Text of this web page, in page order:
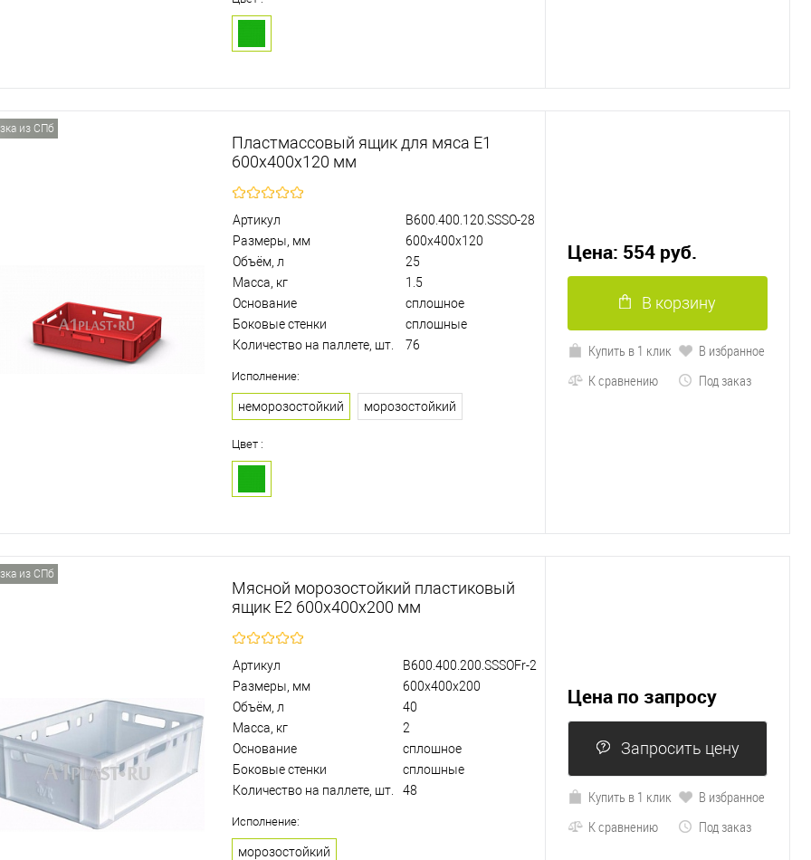
из СПб
Пластмассовый ящик для мяса Е1
600х400х120 мм
Артикул
B600.400.120.SSSO-28
Размеры, мм
600х400х120
Объём, л
25
Масса, кг
1.5
Основание
сплошное
Боковые стенки
сплошные
Количество на паллете, шт.
76
Исполнение:
неморозостойкий морозостойкий
Цвет :
Цена: 554 руб.
В корзину
Купить в 1 клик
В избранное
К сравнению
Под заказ
из СПб
Мясной морозостойкий пластиковый
ящик Е2 600х400х200 мм
Артикул
B600.400.200.SSSOFr-2
Размеры, мм
600х400х200
Объём, л
40
Масса, кг
2
Основание
сплошное
Боковые стенки
сплошные
Количество на паллете, шт.
48
Исполнение:
морозостойкий
Цена по запросу
Запросить цену
Купить в 1 клик
В избранное
К сравнению
Под заказ